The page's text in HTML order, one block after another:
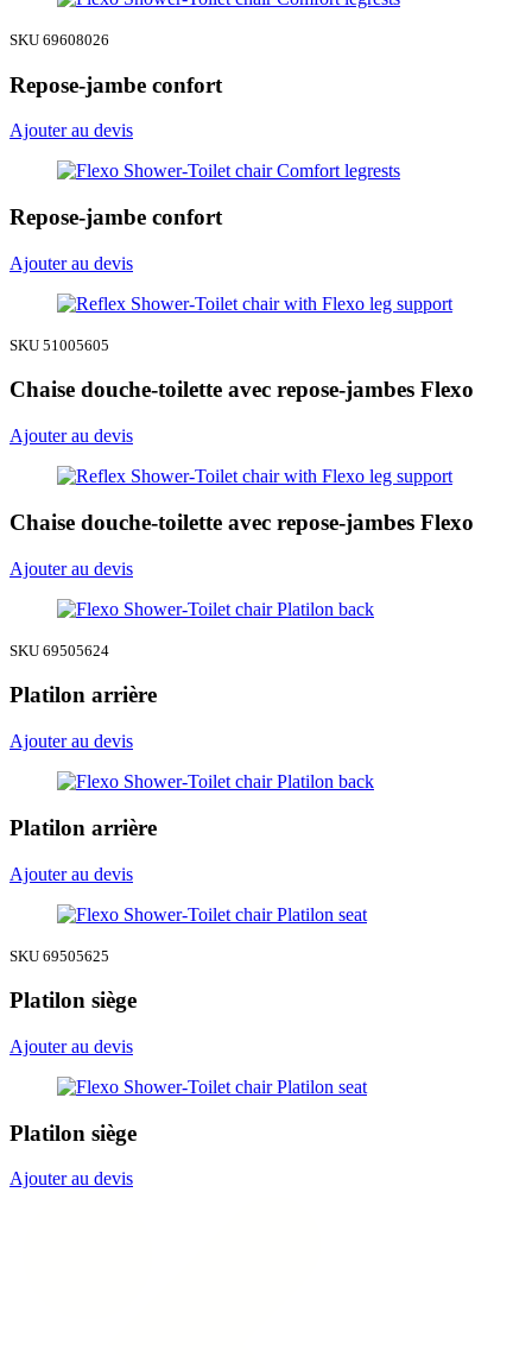
SKU 69608026
Repose-jambe confort
Ajouter au devis
Repose-jambe confort
Ajouter au devis
SKU 51005605
Chaise douche-toilette avec repose-jambes Flexo
Ajouter au devis
Chaise douche-toilette avec repose-jambes Flexo
Ajouter au devis
SKU 69505624
Platilon arrière
Ajouter au devis
Platilon arrière
Ajouter au devis
SKU 69505625
Platilon siège
Ajouter au devis
Platilon siège
Ajouter au devis